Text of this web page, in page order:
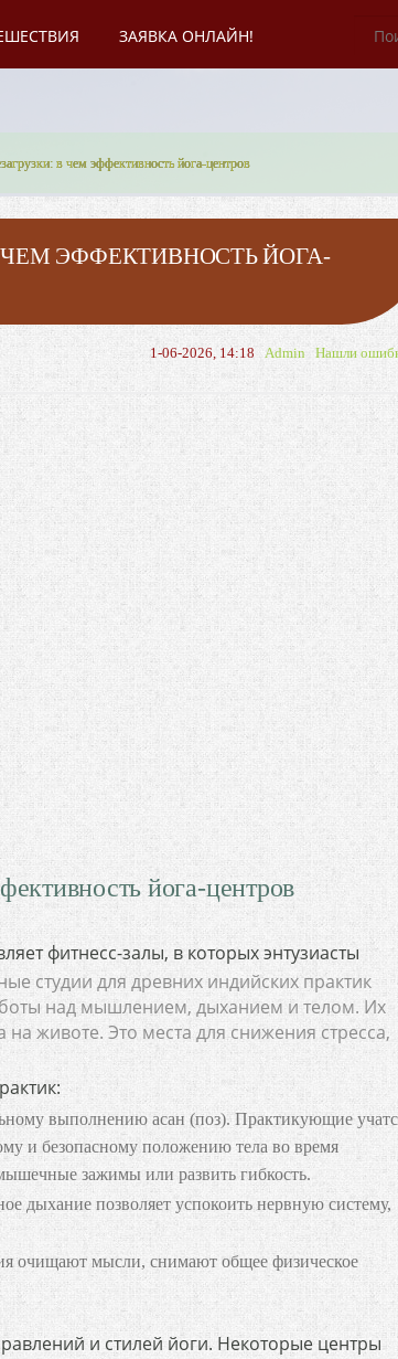
ЗАЯВКА ОНЛАЙН!
в чем эффективность йога-центров
ЧЕМ ЭФФЕКТИВНОСТЬ ЙОГА-
1-06-2026, 14:18 Admin Нашли
йога-центров
фитнесс-залы, в которых энтузиасты
студии для древних индийских практик
над мышлением, дыханием и телом. Их
животе. Это места для снижения стресса,
и безопасному положению тела во время
зажимы или развить гибкость.
и стилей йоги. Некоторые центры